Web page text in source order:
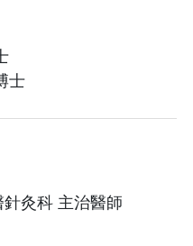
士
灸科 主治醫師